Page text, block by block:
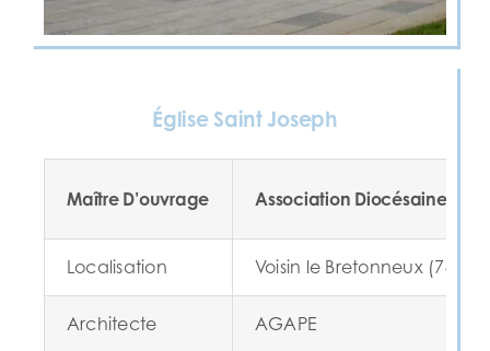
Église Saint Joseph
Maître D’ouvrage Association Diocésaine De
Localisation Voisin le Bretonneux (78)
Architecte AGAPE